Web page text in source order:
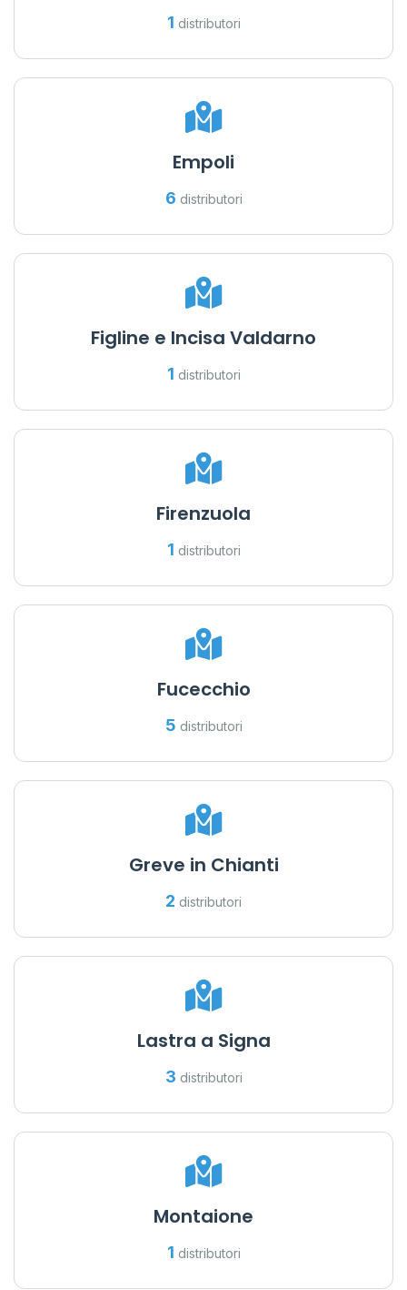
1 distributori
Empoli
6 distributori
Figline e Incisa Valdarno
1 distributori
Firenzuola
1 distributori
Fucecchio
5 distributori
Greve in Chianti
2 distributori
Lastra a Signa
3 distributori
Montaione
1 distributori